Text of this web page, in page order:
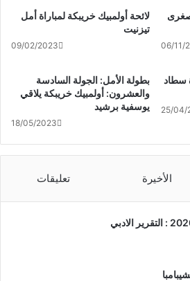
لائحة أولمبيك خريبكة لمباراة أمل
تيزنيت
09/02/2023 06/11/
بطولة الأمل: الجولة السادسة
والعشرون: أولمبيك خريبكة يلاقي
يوسفية برشيد
18/05/2023
سطاد
25/04/
الأخيرة تعليقات
الجمع العام العادي 2019-2020 : التقرير الادبي